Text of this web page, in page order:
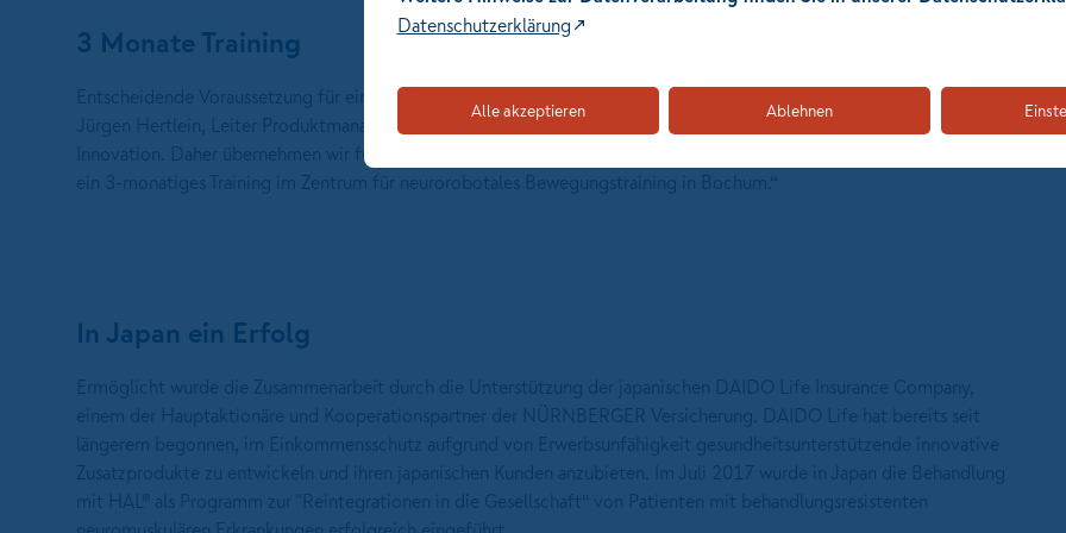
3 Monate Training
Entscheidende Voraussetzung für ein solches Training sind noch vorhandene Restfunktionen in der Beinmuskulatur.
Jürgen Hertlein, Leiter Produktmanagement NÜRNBERGER Krankenversicherung AG: "Wir unterstützen diese
Innovation. Daher übernehmen wir für unsere vollversicherten Kunden mit inkomplettem Querschnitt die Kosten für
In Japan ein Erfolg
Datenschutzerklärung
Alle akzeptieren Ablehnen